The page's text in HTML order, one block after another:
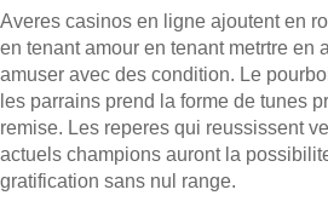
Averes casinos en ligne ajoutent en
en tenant amour en tenant metrtre en
amuser avec des condition. Le
les parrains prend la forme de tunes
remise. Les reperes qui reussissent
actuels champions auront la
gratification sans nul range.